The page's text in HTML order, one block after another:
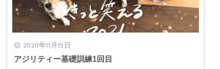
2020年11月15日
アジリティー基礎訓練1回目